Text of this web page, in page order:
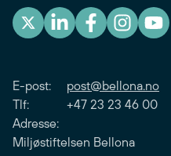
E-post: post@bellona.no
Tlf: +47 23 23 46 00
Adresse:
Miljøstiftelsen Bellona